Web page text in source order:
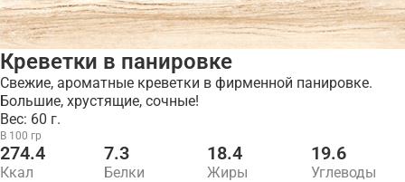
Креветки в панировке
Свежие, ароматные креветки в фирменной панировке.
Большие, хрустящие, сочные!
Вес: 60 г.
В 100 гр
274.4
Ккал
7.3
Белки
18.4
Жиры
19.6
Углеводы